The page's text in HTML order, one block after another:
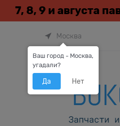
7, 8, 9 и августа
Москва
Ваш город - Москва,
угадали?
Да Нет